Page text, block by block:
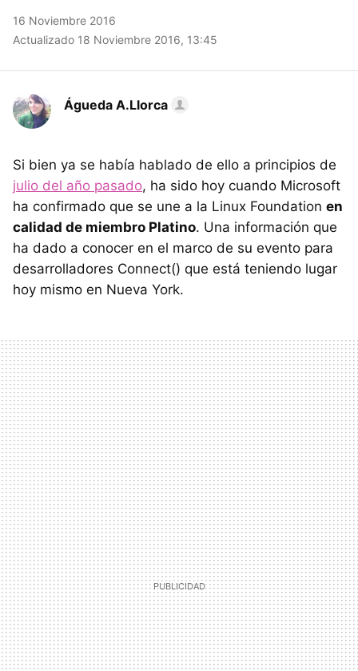
16 Noviembre 2016
Actualizado 18 Noviembre 2016, 13:45
Águeda A.Llorca
Si bien ya se había hablado de ello a principios de
julio del año pasado, ha sido hoy cuando Microsoft
ha confirmado que se une a la Linux Foundation en
calidad de miembro Platino. Una información que
ha dado a conocer en el marco de su evento para
desarrolladores Connect() que está teniendo lugar
hoy mismo en Nueva York.